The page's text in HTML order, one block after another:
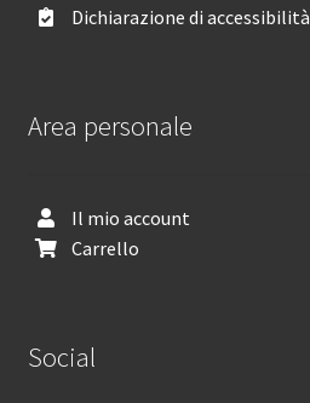
Dichiarazione di accessibilità
Area personale
Il mio account
Carrello
Social